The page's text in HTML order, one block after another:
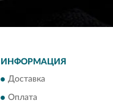
ИНФОРМАЦИЯ
Доставка
Оплата